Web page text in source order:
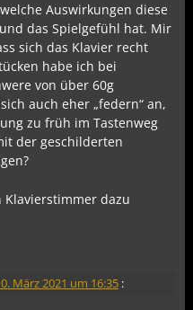
Auswirkungen diese
das Spielgefühl hat. Mir
sich das Klavier recht
habe ich bei
von über 60g
auch eher „federn“ an,
zu früh im Tastenweg
der geschilderten
Klavierstimmer dazu
März 2021 um 16:35 :